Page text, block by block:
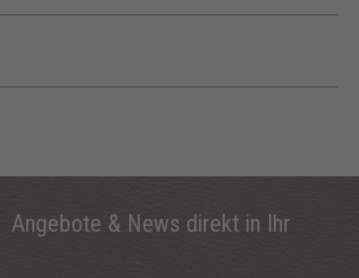
Angebote & News direkt in Ihr